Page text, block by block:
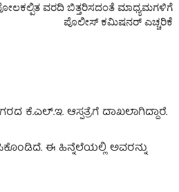
ವರದಿ ಬಿತ್ತರಿಸದಂತೆ ಮಾಧ್ಯಮಗಳಿಗೆ
ಪೊಲೀಸ್ ಕಮಿಷನರ್ ಎಚ್ಚರಿಕೆ
ಕೆ.ಎಲ್.ಇ. ಆಸ್ಪತ್ರೆಗೆ ದಾಖಲಾಗಿದ್ದಾರೆ.
ಈ ಹಿನ್ನೆಲೆಯಲ್ಲಿ ಅವರನ್ನು